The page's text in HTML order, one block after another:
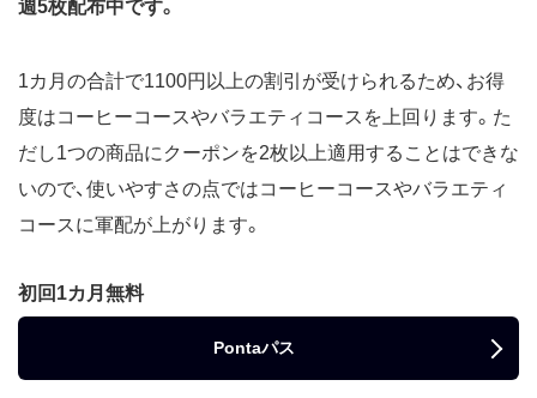
Uchi Café×GODIVA100円引き
ローソンオリジナルPET飲料 無
おにぎり各種50円引き
プレミアムロールケーキ80円引
き
マチカフェコーヒーS無料
ローソンオリジナルPET飲料無料
週5枚配布中です。
1カ月の合計で1100円以上の割引が受けられるため、お得
度はコーヒーコースやバラエティコースを上回ります。た
だし1つの商品にクーポンを2枚以上適用することはできな
いので、使いやすさの点ではコーヒーコースやバラエティ
コースに軍配が上がります。
初回1カ月無料
Pontaパス